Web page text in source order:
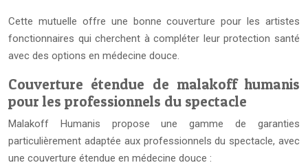
Cette mutuelle offre une bonne couverture pour les artistes
fonctionnaires qui cherchent à compléter leur protection santé
avec des options en médecine douce.
Couverture étendue de malakoff humanis
pour les professionnels du spectacle
Malakoff Humanis propose une gamme de garanties
particulièrement adaptée aux professionnels du spectacle, avec
une couverture étendue en médecine douce :